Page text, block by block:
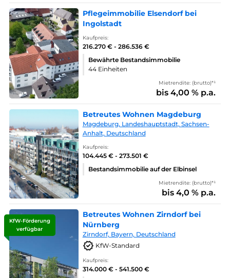
Pflegeimmobilie Elsendorf bei
Ingolstadt
Kaufpreis:
216.270 € - 286.536 €
Bewährte Bestandsimmobilie
44 Einheiten
Mietrendite: (brutto)*¹
bis 4,00 % p.a.
Betreutes Wohnen Magdeburg
Magdeburg, Landeshauptstadt, Sachsen-
Anhalt, Deutschland
Kaufpreis:
104.445 € - 273.501 €
Bestandsimmobilie auf der Elbinsel
Mietrendite: (brutto)*¹
bis 4,0 % p.a.
KfW-Förderung
verfügbar
Betreutes Wohnen Zirndorf bei
Nürnberg
Zirndorf, Bayern, Deutschland
KfW-Standard
Kaufpreis:
314.000 € - 541.500 €